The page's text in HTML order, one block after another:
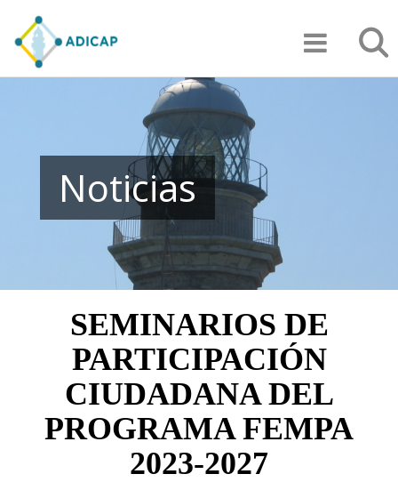
contenido
principal
Noticias
SEMINARIOS DE
PARTICIPACIÓN
CIUDADANA DEL
PROGRAMA FEMPA
2023-2027